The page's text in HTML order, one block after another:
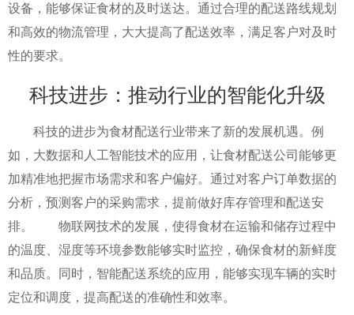
设备，能够保证食材的及时送达。通过合理的配送路线规划
和高效的物流管理，大大提高了配送效率，满足客户对及时
性的要求。
科技进步：推动行业的智能化升级
科技的进步为食材配送行业带来了新的发展机遇。例
如，大数据和人工智能技术的应用，让食材配送公司能够更
加精准地把握市场需求和客户偏好。通过对客户订单数据的
分析，预测客户的采购需求，提前做好库存管理和配送安
排。 物联网技术的发展，使得食材在运输和储存过程中
的温度、湿度等环境参数能够实时监控，确保食材的新鲜度
和品质。同时，智能配送系统的应用，能够实现车辆的实时
定位和调度，提高配送的准确性和效率。